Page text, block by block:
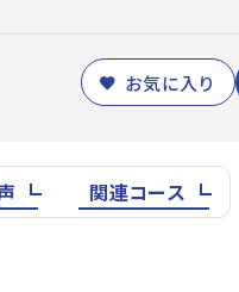
お気に入り
関連コース